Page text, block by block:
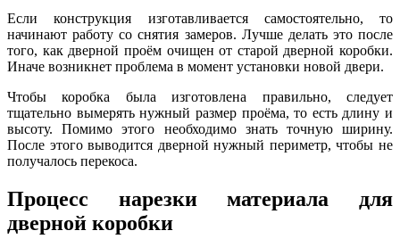
Если конструкция изготавливается самостоятельно, то
начинают работу со снятия замеров. Лучше делать это после
того, как дверной проём очищен от старой дверной коробки.
Иначе возникнет проблема в момент установки новой двери.
Чтобы коробка была изготовлена правильно, следует
тщательно вымерять нужный размер проёма, то есть длину и
высоту. Помимо этого необходимо знать точную ширину.
После этого выводится дверной нужный периметр, чтобы не
получалось перекоса.
Процесс нарезки материала для
дверной коробки